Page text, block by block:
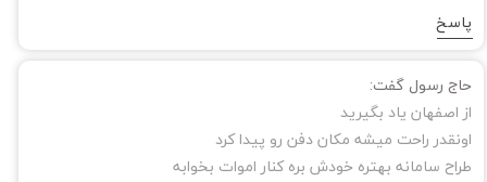
پاسخ
حاج رسول گفت:
از اصفهان یاد بگیرید
اونقدر راحت میشه مکان دفن رو پیدا کرد
طراح سامانه بهتره خودش بره کنار اموات بخوابه